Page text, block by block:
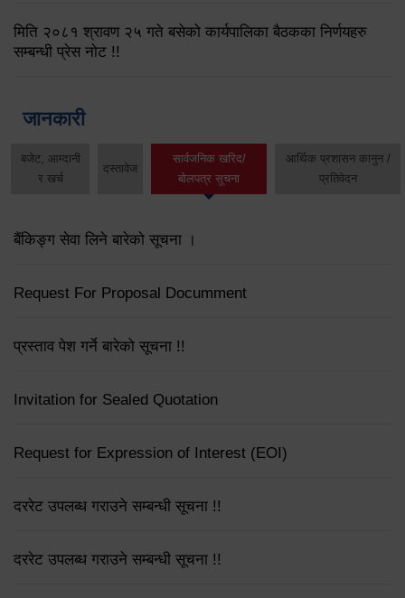
मिति २०८१ श्रावण २५ गते बसेको कार्यपालिका बैठकका निर्णयहरु
सम्बन्धी प्रेस नोट !!
जानकारी
बजेट, आम्दानी
र खर्च
दस्तावेज
सार्वजनिक खरिद/
बोलपत्र सूचना
आर्थिक प्रशासन कानुन /
प्रतिवेदन
बैंकिङ्ग सेवा लिने बारेको सूचना ।
Request For Proposal Documment
प्रस्ताव पेश गर्ने बारेको सूचना !!
Invitation for Sealed Quotation
Request for Expression of Interest (EOI)
दररेट उपलब्ध गराउने सम्बन्धी सूचना !!
दररेट उपलब्ध गराउने सम्बन्धी सूचना !!